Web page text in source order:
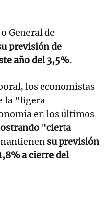
General de
previsión de
año del 3,5%.
los economistas
la "ligera
en los últimos
"cierta
su previsión
a cierre del